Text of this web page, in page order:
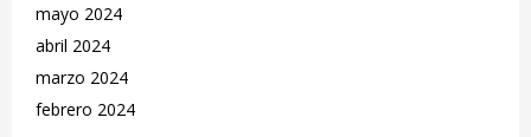
mayo 2024
abril 2024
marzo 2024
febrero 2024